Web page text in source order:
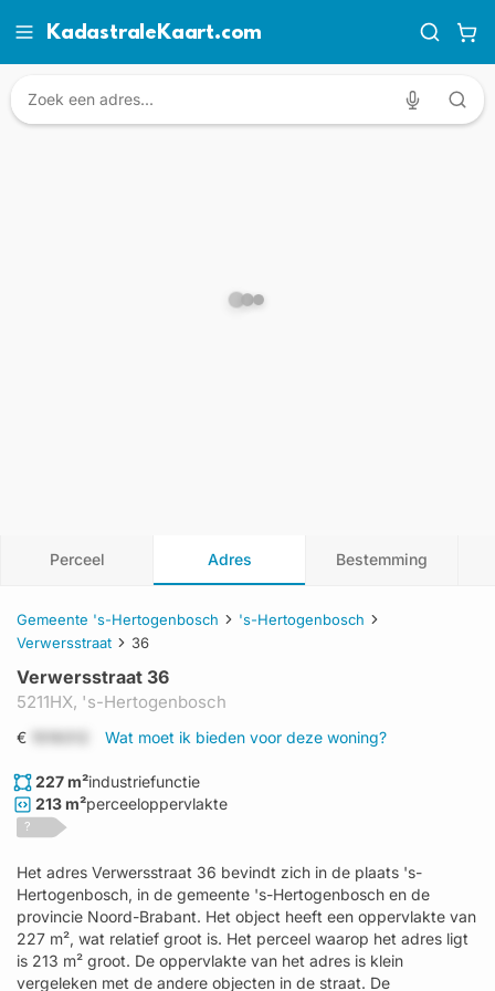
KadastraleKaart.com
Perceel Adres Bestemming
Gemeente 's-Hertogenbosch
's-Hertogenbosch
Verwersstraat
36
Verwersstraat 36
5211HX, 's-Hertogenbosch
€ Wat moet ik bieden voor deze woning?
227 m²industriefunctie
213 m²perceeloppervlakte
?
Het adres Verwersstraat 36 bevindt zich in de plaats 's-
Hertogenbosch, in de gemeente 's-Hertogenbosch en de
provincie Noord-Brabant. Het object heeft een oppervlakte van
227 m², wat relatief groot is. Het perceel waarop het adres ligt
is 213 m² groot. De oppervlakte van het adres is klein
vergeleken met de andere objecten in de straat. De